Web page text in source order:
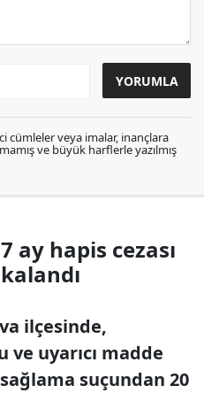
cümleler veya imalar, inançlara
ve büyük harflerle yazılmış
ay hapis cezası
ilçesinde,
uyarıcı madde
suçundan 20